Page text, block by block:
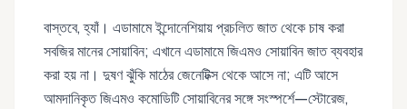
বাস্তবে, হ্যাঁ। এডামামে ইন্দোনেশিয়ায় প্রচলিত জাত থেকে চাষ করা
সবজির মানের সোয়াবিন; এখানে এডামামে জিএমও সোয়াবিন জাত ব্যবহার
করা হয় না। দুষণ ঝুঁকি মাঠের জেনেটিক্স থেকে আসে না; এটি আসে
আমদানিকৃত জিএমও কমোডিটি সোয়াবিনের সঙ্গে সংস্পর্শে—স্টোরেজ,